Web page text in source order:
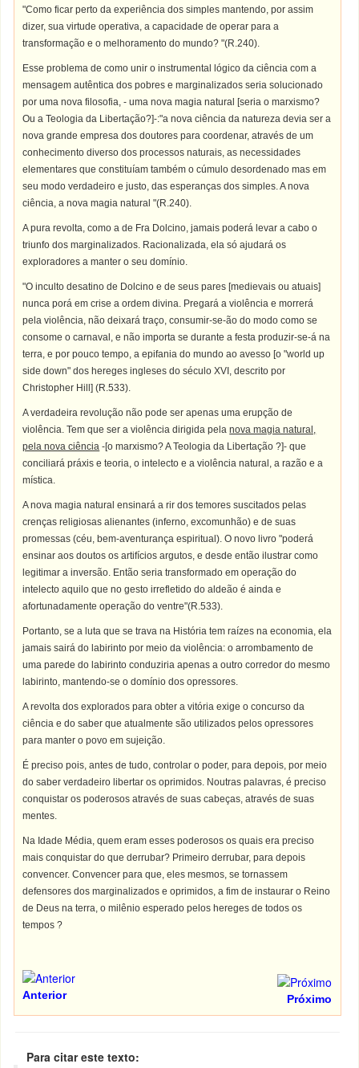
"Como ficar perto da experiência dos simples mantendo, por assim
dizer, sua virtude operativa, a capacidade de operar para a
transformação e o melhoramento do mundo? "(R.240).
Esse problema de como unir o instrumental lógico da ciência com a
mensagem autêntica dos pobres e marginalizados seria solucionado
por uma nova filosofia, - uma nova magia natural [seria o marxismo?
Ou a Teologia da Libertação?]-:"a nova ciência da natureza devia ser a
nova grande empresa dos doutores para coordenar, através de um
conhecimento diverso dos processos naturais, as necessidades
elementares que constituíam também o cúmulo desordenado mas em
seu modo verdadeiro e justo, das esperanças dos simples. A nova
ciência, a nova magia natural "(R.240).
A pura revolta, como a de Fra Dolcino, jamais poderá levar a cabo o
triunfo dos marginalizados. Racionalizada, ela só ajudará os
exploradores a manter o seu domínio.
"O inculto desatino de Dolcino e de seus pares [medievais ou atuais]
nunca porá em crise a ordem divina. Pregará a violência e morrerá
pela violência, não deixará traço, consumir-se-ão do modo como se
consome o carnaval, e não importa se durante a festa produzir-se-á na
terra, e por pouco tempo, a epifania do mundo ao avesso [o "world up
side down" dos hereges ingleses do século XVI, descrito por
Christopher Hill] (R.533).
A verdadeira revolução não pode ser apenas uma erupção de
violência. Tem que ser a violência dirigida pelanova magia natural,
pela nova ciência -[o marxismo? A Teologia da Libertação ?]- que
conciliará práxis e teoria, o intelecto e a violência natural, a razão e a
mística.
A nova magia natural ensinará a rir dos temores suscitados pelas
crenças religiosas alienantes (inferno, excomunhão) e de suas
promessas (céu, bem-aventurança espiritual). O novo livro "poderá
ensinar aos doutos os artifícios argutos, e desde então ilustrar como
legitimar a inversão. Então seria transformado em operação do
intelecto aquilo que no gesto irrefletido do aldeão é ainda e
afortunadamente operação do ventre"(R.533).
Portanto, se a luta que se trava na História tem raízes na economia, ela
jamais sairá do labirinto por meio da violência: o arrombamento de
uma parede do labirinto conduziria apenas a outro corredor do mesmo
labirinto, mantendo-se o domínio dos opressores.
A revolta dos explorados para obter a vitória exige o concurso da
ciência e do saber que atualmente são utilizados pelos opressores
para manter o povo em sujeição.
É preciso pois, antes de tudo, controlar o poder, para depois, por meio
do saber verdadeiro libertar os oprimidos. Noutras palavras, é preciso
conquistar os poderosos através de suas cabeças, através de suas
mentes.
Na Idade Média, quem eram esses poderosos os quais era preciso
mais conquistar do que derrubar? Primeiro derrubar, para depois
convencer. Convencer para que, eles mesmos, se tornassem
defensores dos marginalizados e oprimidos, a fim de instaurar o Reino
de Deus na terra, o milênio esperado pelos hereges de todos os
tempos ?
Anterior Próximo
Para citar este texto: